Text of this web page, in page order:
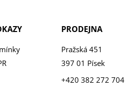
PRODEJNA
Pražská 451
397 01 Písek
+420 382 272 704